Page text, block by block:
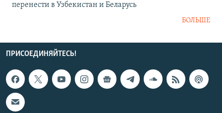
перенести в Узбекистан и Беларусь
БОЛЬШЕ
ПРИСОЕДИНЯЙТЕСЬ!